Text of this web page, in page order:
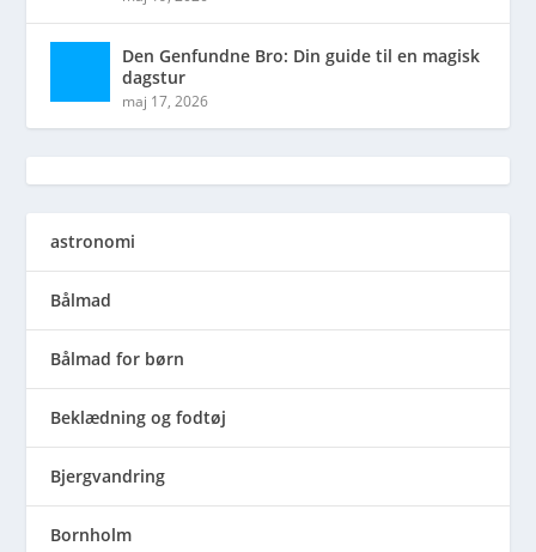
Den Genfundne Bro: Din guide til en magisk
dagstur
maj 17, 2026
astronomi
Bålmad
Bålmad for børn
Beklædning og fodtøj
Bjergvandring
Bornholm